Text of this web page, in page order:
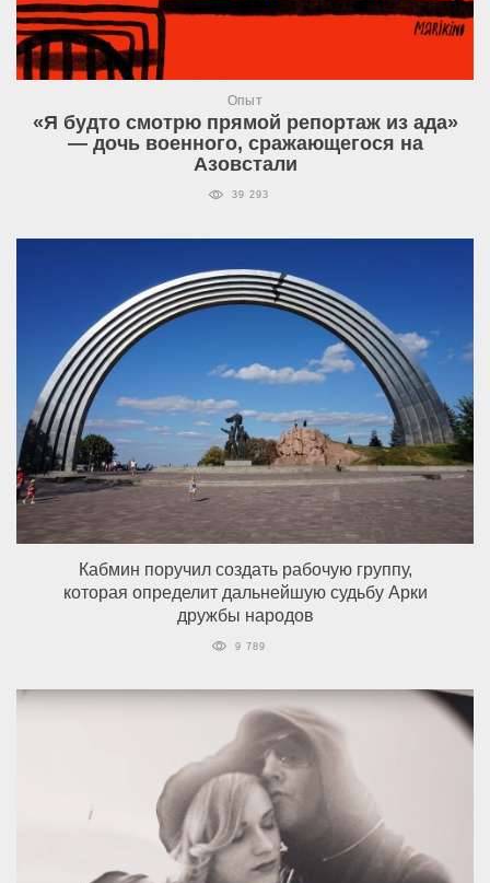
Опыт
«Я будто смотрю прямой репортаж из ада»
— дочь военного, сражающегося на
Азовстали
39 293
Кабмин поручил создать рабочую группу,
которая определит дальнейшую судьбу Арки
дружбы народов
9 789